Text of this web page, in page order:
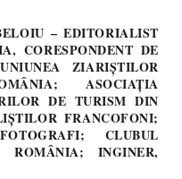
– EDITORIALIST
CORESPONDENT DE
ZIARIȘTILOR
ASOCIAȚIA
DE TURISM DIN
FRANCOFONI;
CLUBUL
INGINER,